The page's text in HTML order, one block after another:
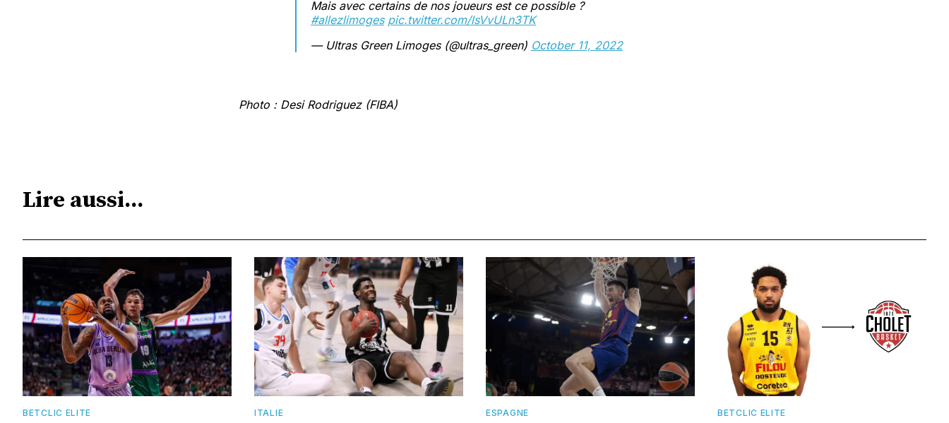
Mais avec certains de nos joueurs est ce possible ?
#allezlimoges pic.twitter.com/lsVvULn3TK
— Ultras Green Limoges (@ultras_green) October 11, 2022
Photo : Desi Rodriguez (FIBA)
Lire aussi...
BETCLIC ELITE ITALIE ESPAGNE BETCLIC ELITE